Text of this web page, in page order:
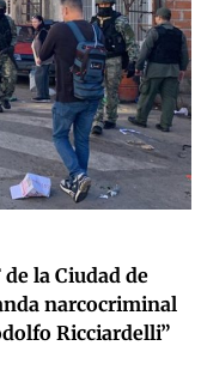
la Ciudad de
narcocriminal
Ricciardelli”